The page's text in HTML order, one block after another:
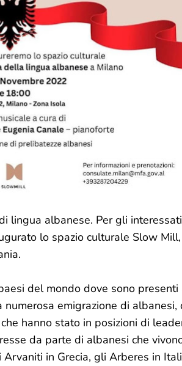
lingua albanese. Per gli
lo spazio culturale Slow Mill,
del mondo dove sono presenti
emigrazione di albanesi,
hanno stato in posizioni di
da parte di albanesi che
in Grecia, gli Arberes in